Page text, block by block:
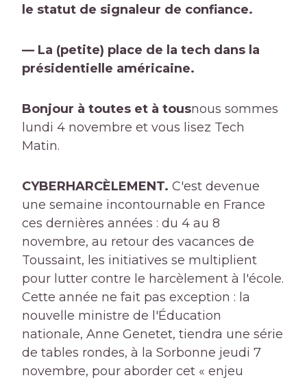
le statut de signaleur de confiance.
— La (petite) place de la tech dans la
présidentielle américaine.
Bonjour à toutes et à tousnous sommes
lundi 4 novembre et vous lisez Tech
Matin.
CYBERHARCÈLEMENT. C'est devenue
une semaine incontournable en France
ces dernières années : du 4 au 8
novembre, au retour des vacances de
Toussaint, les initiatives se multiplient
pour lutter contre le harcèlement à l'école.
Cette année ne fait pas exception : la
nouvelle ministre de l'Éducation
nationale, Anne Genetet, tiendra une série
de tables rondes, à la Sorbonne jeudi 7
novembre, pour aborder cet « enjeu